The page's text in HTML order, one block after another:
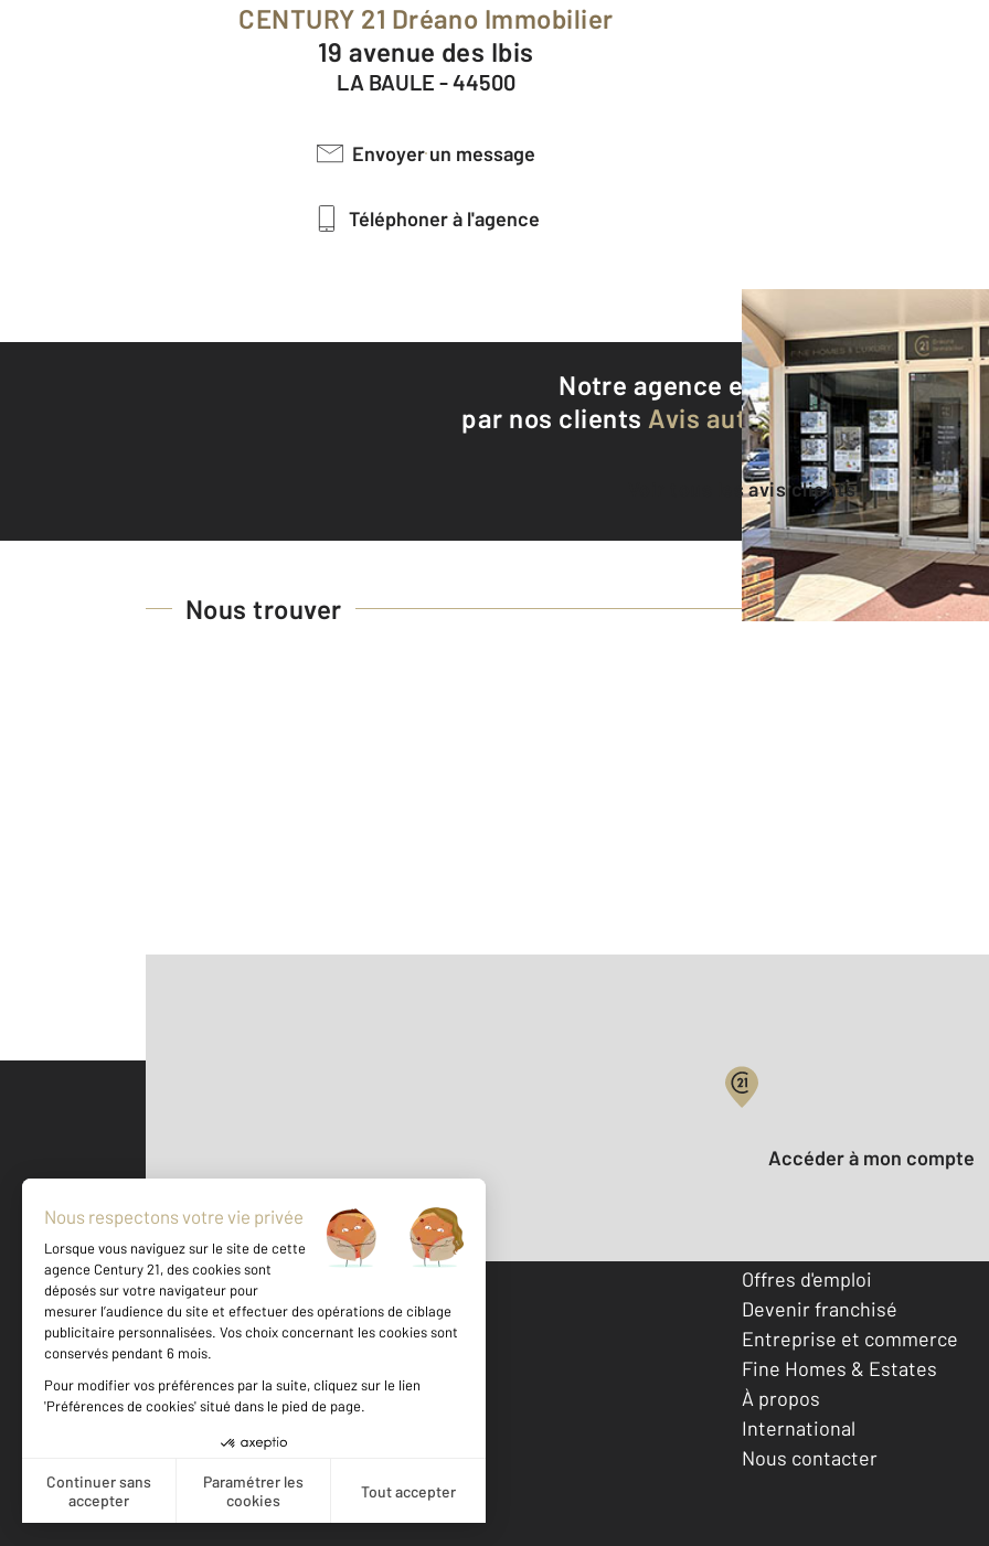
CENTURY 21 Dréano Immobilier
19 avenue des Ibis
LA BAULE - 44500
Envoyer un message
Téléphoner à l'agence
Notre agence est notée9,0/10
par nos clients Avis authentifiés par
Voir tous les avis clients
Nous trouver
500 m ©Mappy
Votre compte :
Accéder à mon compte
Votre agence est notée
Achat
Location
Offres d'emploi
Devenir franchisé
Entreprise et commerce
Fine Homes & Estates
À propos
International
Nous contacter